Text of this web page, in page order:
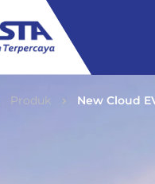
Produk New Cloud